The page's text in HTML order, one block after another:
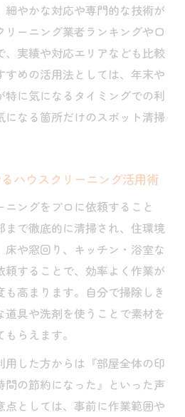
細やかな対応や専門的な技術が
ーニング業者ランキングや口
、実績や対応エリアなども比較
すめの活用法としては、年末や
に気になるタイミングでの利
になる箇所だけのスポット清掃
ハウスクリーニング活用術
ングをプロに依頼すること
まで徹底的に清掃され、住環境
床や窓回り、キッチン・浴室な
頼することで、効率よく作業が
高まります。自分で掃除しき
具や洗剤を使うことで素材を
らえます。
した方からは『部屋全体の印
間の節約になった』といった声
点としては、事前に作業範囲や